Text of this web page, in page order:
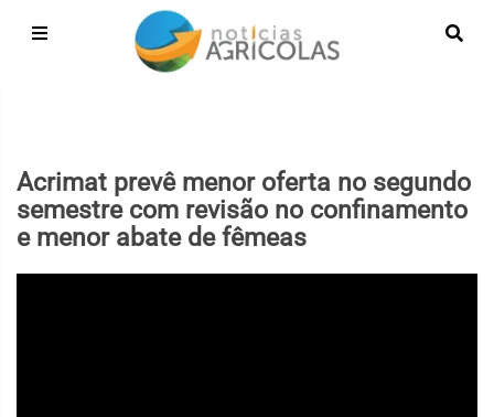
Acrimat prevê menor oferta no segundo
semestre com revisão no confinamento
e menor abate de fêmeas